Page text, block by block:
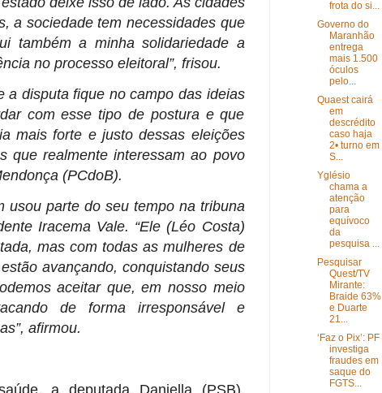
a sociedade tem necessidades que
também a minha solidariedade a
no processo eleitoral”, frisou.
a disputa fique no campo das ideias
com esse tipo de postura e que
mais forte e justo dessas eleições
que realmente interessam ao povo
(PCdoB).
usou parte do seu tempo na tribuna
Iracema Vale. “Ele (Léo Costa)
mas com todas as mulheres de
avançando, conquistando seus
aceitar que, em nosso meio
de forma irresponsável e
afirmou.
frota do si...
Governo do
Maranhão
entrega
mais 1.500
óculos
pelo...
Quaest cairá
em
descrédito
caso haja
2• turno em
S...
Yglésio
chama a
atenção
para
equívoco
da
pesquisa ...
Pesquisar
Quest/TV
Mirante:
Braide 63%
e Duarte
21...
‘Faz o Pix’: PF
investiga
fraudes em
saque do
FGTS...